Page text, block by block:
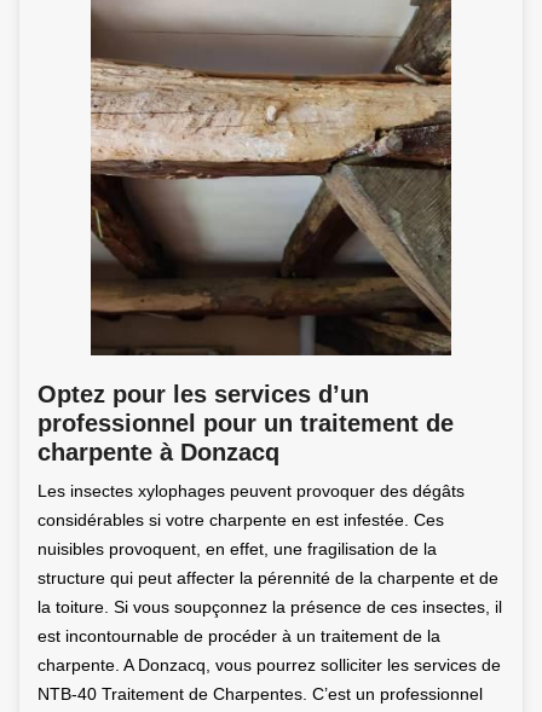
Optez pour les services d’un
professionnel pour un traitement de
charpente à Donzacq
Les insectes xylophages peuvent provoquer des dégâts
considérables si votre charpente en est infestée. Ces
nuisibles provoquent, en effet, une fragilisation de la
structure qui peut affecter la pérennité de la charpente et de
la toiture. Si vous soupçonnez la présence de ces insectes, il
est incontournable de procéder à un traitement de la
charpente. A Donzacq, vous pourrez solliciter les services de
NTB-40 Traitement de Charpentes. C’est un professionnel